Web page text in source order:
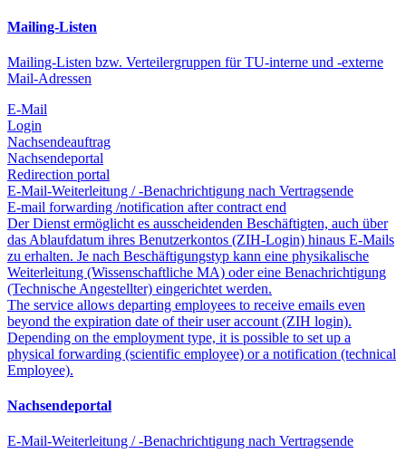
Mailing-Listen
Mailing-Listen bzw. Verteilergruppen für TU-interne und -externe
Mail-Adressen
E-Mail
Login
Nachsendeauftrag
Nachsendeportal
Redirection portal
E-Mail-Weiterleitung / -Benachrichtigung nach Vertragsende
E-mail forwarding /notification after contract end
Der Dienst ermöglicht es ausscheidenden Beschäftigten, auch über
das Ablaufdatum ihres Benutzerkontos (ZIH-Login) hinaus E-Mails
zu erhalten. Je nach Beschäftigungstyp kann eine physikalische
Weiterleitung (Wissenschaftliche MA) oder eine Benachrichtigung
(Technische Angestellter) eingerichtet werden.
The service allows departing employees to receive emails even
beyond the expiration date of their user account (ZIH login).
Depending on the employment type, it is possible to set up a
physical forwarding (scientific employee) or a notification (technical
Employee).
Nachsendeportal
E-Mail-Weiterleitung / -Benachrichtigung nach Vertragsende